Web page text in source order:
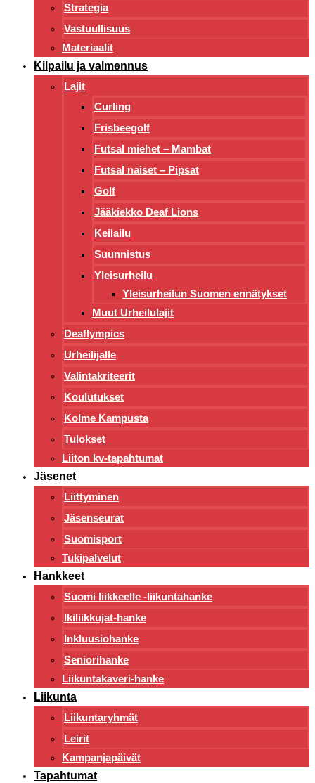
Strategia
Vastuullisuus
Materiaalit
Kilpailu ja valmennus
Lajit
Curling
Frisbeegolf
Futsal miehet – Mambat
Futsal naiset – Pipsat
Golf
Jääkiekko Deaf Lions
Keilailu
Suunnistus
Yleisurheilu
Yleisurheilun Suomen ennätykset
Muut Urheilulajit
Deaflympics
Urheilijalle
Valintakriteerit
Koulutukset
Kolme Kampusta
Tulokset
Liiton kv-tapahtumat
Jäsenet
Liittyminen
Jäsenseurat
Suomisport
Tukipalvelut
Hankkeet
Suomi liikkeelle -liikuntahanke
Ikiliikkujat-hanke
Inkluusiohanke
Seniorihanke
Liikuntakaveri-hanke
Liikunta
Liikuntaryhmät
Leirit
Kampanjapäivät
Tapahtumat